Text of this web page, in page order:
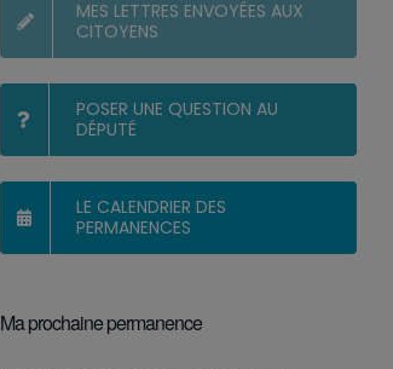
MES LETTRES ENVOYÉES AUX
CITOYENS
POSER UNE QUESTION AU
DÉPUTÉ
LE CALENDRIER DES
PERMANENCES
Ma prochaine permanence